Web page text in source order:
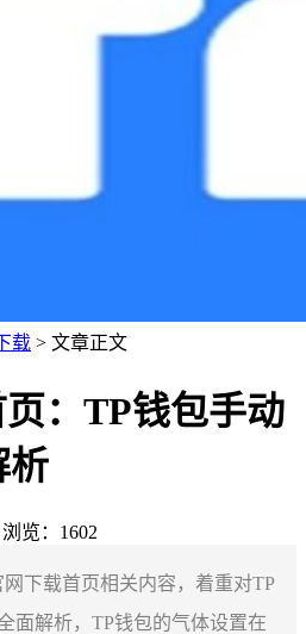
载 > 文章正文
：TP钱包手动
析
浏览：1602
下载首页相关内容，着重对TP
面解析，TP钱包的气体设置在